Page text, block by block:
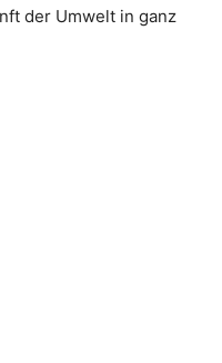
der ­Umwelt in ganz